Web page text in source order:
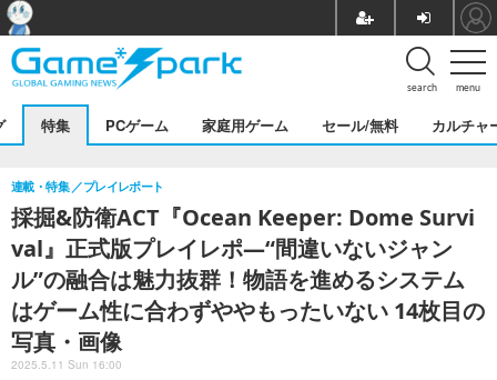
menu
search
特集 PCゲーム 家庭用ゲーム セール/無料 カルチャ
採掘&防衛ACT『Ocean Keeper: Dome Survi
val』正式版プレイレポ―“間違いないジャン
ル”の融合は魅力抜群！物語を進めるシステム
はゲーム性に合わずややもったいない 14枚目の
写真・画像
連載・特集 プレイレポート
2025.5.11 Sun 16:00